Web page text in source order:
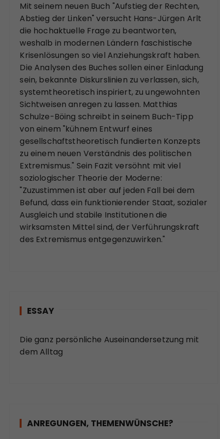
Mit seinem neuen Buch "Aufstieg der Rechten,
Abstieg der Linken" versucht Hans-Jürgen Arlt
die hochaktuelle Frage zu beantworten,
weshalb in modernen Ländern faschistische
Krisenlösungen so viel Anziehungskraft haben.
Die Analysen des Buches sollen einer Einladung
sein, bekannte Diskurslinien zu verlassen, sich,
systemtheoretisch inspiriert, zu ungewohnten
Sichtweisen anregen zu lassen. Matthias
Schulze-Böing schreibt in seinem Buch-Tipp
von einem "kühnem Entwurf eines
gesellschaftstheoretisch fundierten Konzepts
zu einem neuen Verständnis des politischen
Extremismus." Sein Fazit versöhnt mit viel
soziologischer Theorie der Moderne:
"Zuzustimmen ist aber auf jeden Fall bei dem
Befund, dass ein funktionierender Staat, sozialer
Ausgleich und stabile Institutionen die
wirksamsten Mittel sind, der Verführungskraft
des Extremismus entgegenzuwirken."
ESSAY
Die ganz persönliche Auseinandersetzung mit
dem Alltag
ANREGUNGEN, THEMENWÜNSCHE?